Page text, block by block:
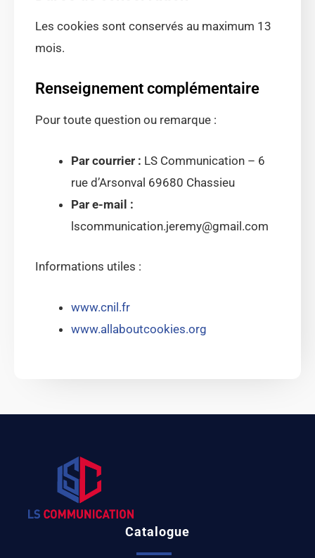
Les cookies sont conservés au maximum 13
mois.
Renseignement complémentaire
Pour toute question ou remarque :
Par courrier : LS Communication – 6
rue d’Arsonval 69680 Chassieu
Par e-mail :
lscommunication.jeremy@gmail.com
Informations utiles :
www.cnil.fr
www.allaboutcookies.org
Catalogue